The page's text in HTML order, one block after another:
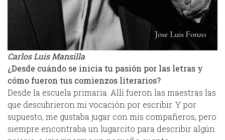
Carlos Luis Mansilla
¿Desde cuándo se inicia tu pasión por las letras y
cómo fueron tus comienzos literarios?
Desde la escuela primaria. Allí fueron las maestras las
que descubrieron mi vocación por escribir. Y por
supuesto, me gustaba jugar con mis compañeros, pero
siempre encontraba un lugarcito para describir algún